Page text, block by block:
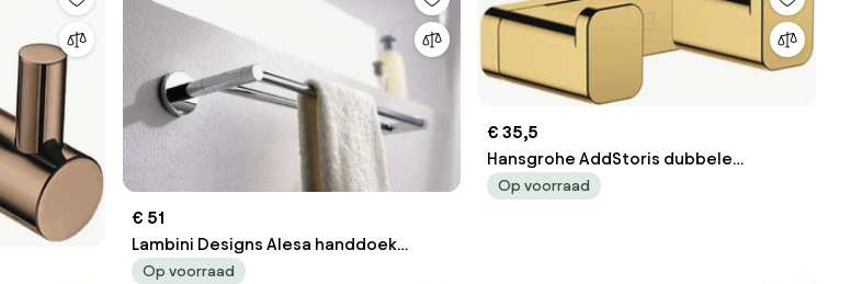
€ 51
Lambini Designs Alesa handdoek
beugel 50cm chroom
Op voorraad
€ 35,5
Hansgrohe AddStoris dubbele
handdoekhaak goud gepolijst
Op voorraad